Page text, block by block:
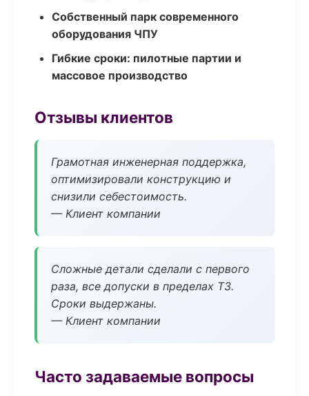
Собственный парк современного
оборудования ЧПУ
Гибкие сроки: пилотные партии и
массовое производство
Отзывы клиентов
Грамотная инженерная поддержка,
оптимизировали конструкцию и
снизили себестоимость.
— Клиент компании
Сложные детали сделали с первого
раза, все допуски в пределах ТЗ.
Сроки выдержаны.
— Клиент компании
Часто задаваемые вопросы